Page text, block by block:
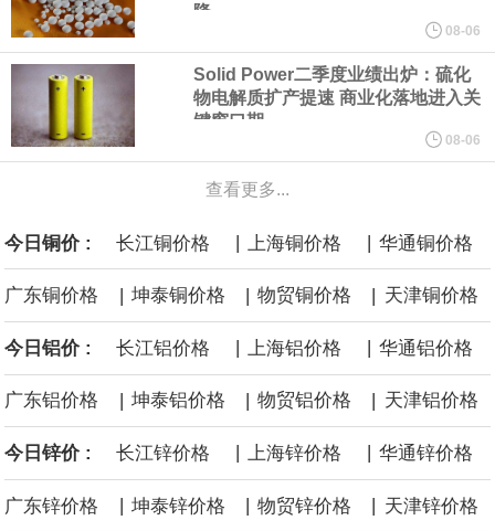
LME伦镍日内跌超3.00%，现报16574.100美元/吨。
瑞士7月季调后失业率 3.1%，预期 3.1%，前值 3.1%。瑞士7月未
季调失业率 3%，预期 3%，前值 2.9%。
商品期货收盘，黄金连续涨3.44%，焦炭连续涨2.72%，铁矿石连续
涨2.64%，镍连续跌2.62%，白银连续涨2.61%。
沙特下调了对亚洲的主要原油价格，与此同时，各方正就一项旨在
缓解霍尔木兹海峡航运压力的协议进行谈判。尽管胡塞武装的威胁
危及了经由红海向东运输原油的替代路线，但沙特方面仍下调了价
格。
降
08-06
Solid Power二季度业绩出炉：硫化
物电解质扩产提速 商业化落地进入关
键窗口期
08-06
查看更多...
今日铜价 : 长江铜价格 | 上海铜价格 | 华通铜价格
广东铜价格 | 坤泰铜价格 | 物贸铜价格 | 天津铜价格
今日铝价 : 长江铝价格 上海铝价格 华通铝价格
广东铝价格 | 坤泰铝价格 | 物贸铝价格 | 天津铝价格
今日锌价 : 长江锌价格 上海锌价格 华通锌价格
广东锌价格 | 坤泰锌价格 | 物贸锌价格 | 天津锌价格